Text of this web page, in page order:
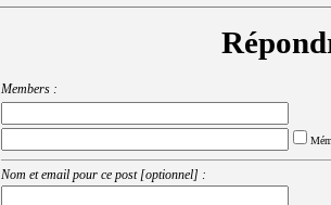
Members :
Nom et email pour ce post [optionnel] :